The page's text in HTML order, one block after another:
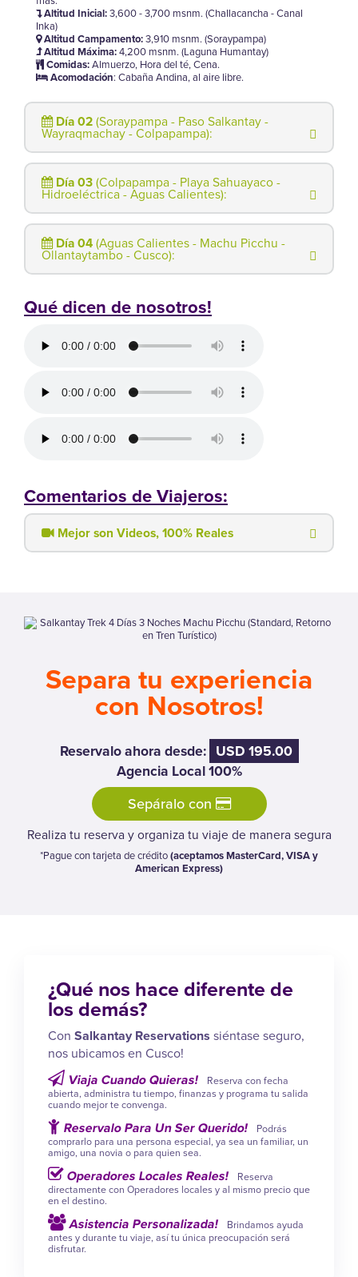
Altitud Inicial:3,600 - 3,700 msnm. (Challacancha - Canal
Inka)
Altitud Campamento:3,910 msnm. (Soraypampa)
Altitud Máxima:4,200 msnm. (Laguna Humantay)
Comidas:Almuerzo, Hora del té, Cena.
Acomodación: Cabaña Andina, al aire libre.
Día 02(Soraypampa - Paso Salkantay -
Wayraqmachay - Colpapampa):
Día 03(Colpapampa - Playa Sahuayaco -
Hidroeléctrica - Aguas Calientes):
Día 04(Aguas Calientes - Machu Picchu -
Ollantaytambo - Cusco):
Qué dicen de nosotros!
Comentarios de Viajeros:
Mejor son Videos, 100% Reales
Separa tu experiencia
con Nosotros!
Reservalo ahora desde: USD 195.00
Agencia Local 100%
Sepáralo con
Realiza tu reserva y organiza tu viaje de manera segura
*Pague con tarjeta de crédito(aceptamos MasterCard, VISA y
American Express)
¿Qué nos hace diferente de
los demás?
Con Salkantay Reservations siéntase seguro,
nos ubicamos en Cusco!
Viaja Cuando Quieras!
Reserva con fecha
abierta, administra tu tiempo, finanzas y programa tu salida
cuando mejor te convenga.
Reservalo Para Un Ser Querido!
Podrás
comprarlo para una persona especial, ya sea un familiar, un
amigo, una novia o para quien sea.
Operadores Locales Reales!
Reserva
directamente con Operadores locales y al mismo precio que
en el destino.
Asistencia Personalizada!
Brindamos ayuda
antes y durante tu viaje, así tu única preocupación será
disfrutar.